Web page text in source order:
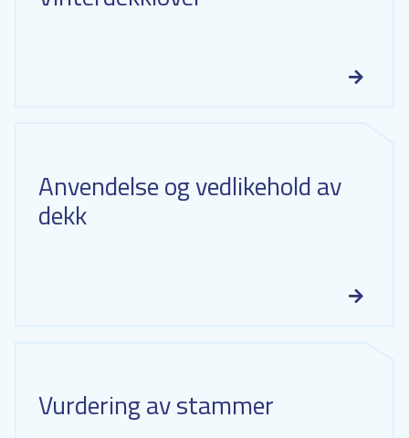
Anvendelse og vedlikehold av
dekk
Vurdering av stammer